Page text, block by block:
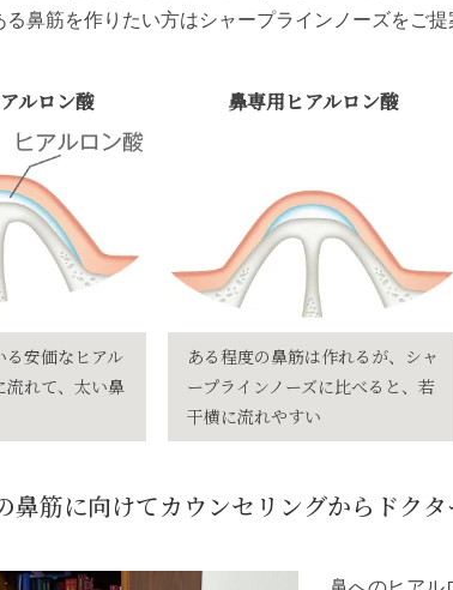
る鼻筋を作りたい方はシャープラインノーズをご提
ルロン酸
る安価なヒアル
流れて、太い鼻
鼻専用ヒアルロン酸
ある程度の鼻筋は作れるが、 シャ
ープラインノーズに比べると、若
干横に流れやすい
鼻筋に向けてカウンセリングからドクタ